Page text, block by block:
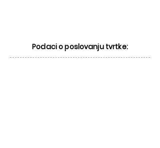
Podaci o poslovanju tvrtke: